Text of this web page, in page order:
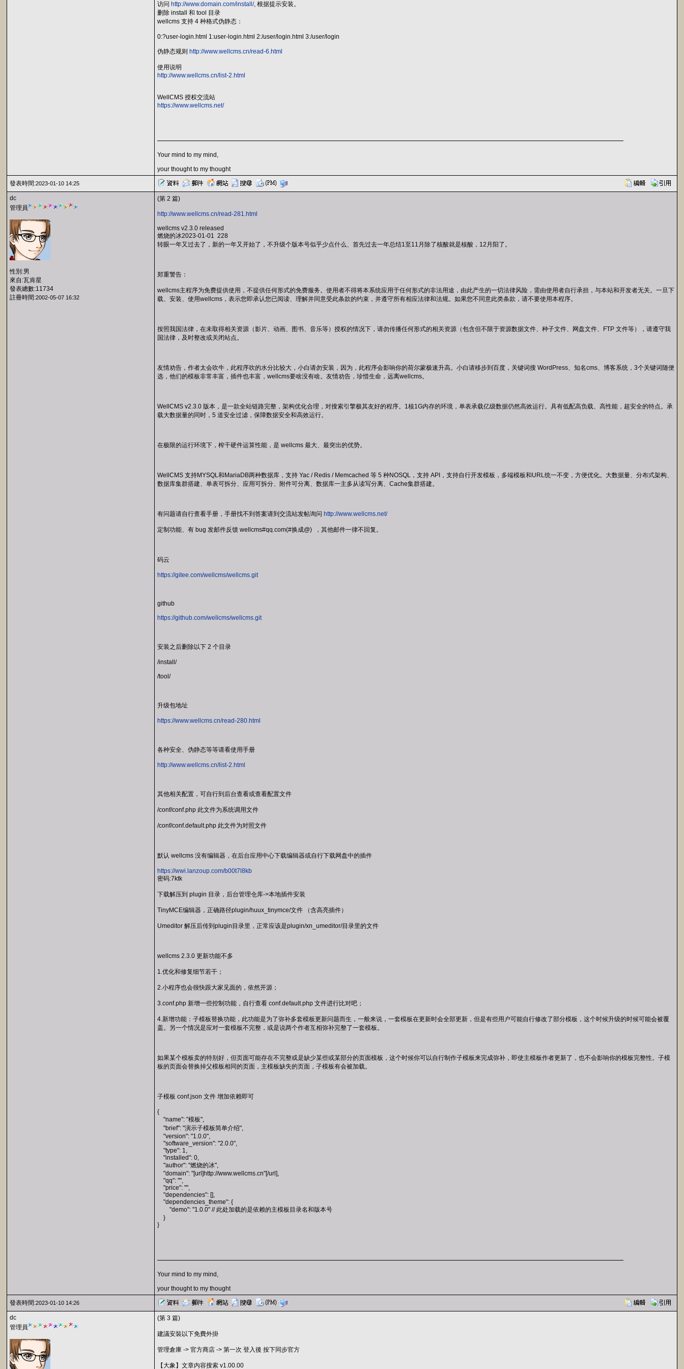
访问 http://www.domain.com/install/, 根据提示安装。
删除 install 和 tool 目录
wellcms 支持 4 种格式伪静态：
0:?user-login.html 1:user-login.html 2:/user/login.html 3:/user/login
伪静态规则 http://www.wellcms.cn/read-6.html
使用说明
http://www.wellcms.cn/list-2.html
WellCMS 授权交流站
https://www.wellcms.net/
Your mind to my mind,
your thought to my thought
發表時間:2023-01-10 14:25
dc
管理員
性別:男
來自:瓦肯星
發表總數:11734
註冊時間:2002-05-07 16:32
(第 2 篇)
http://www.wellcms.cn/read-281.html
wellcms v2.3.0 released
燃烧的冰2023-01-01 228
转眼一年又过去了，新的一年又开始了，不升级个版本号似乎少点什么、首先过去一年总结1至11月除了核酸就是核酸，12月阳了。
郑重警告：
wellcms主程序为免费提供使用，不提供任何形式的免费服务。使用者不得将本系统应用于任何形式的非法用途，由此产生的一切法律风险，需由使用者自行承担，与本站和开发者无关。一旦下
载、安装、使用wellcms，表示您即承认您已阅读、理解并同意受此条款的约束，并遵守所有相应法律和法规。如果您不同意此类条款，请不要使用本程序。
按照我国法律，在未取得相关资源（影片、动画、图书、音乐等）授权的情况下，请勿传播任何形式的相关资源（包含但不限于资源数据文件、种子文件、网盘文件、FTP 文件等），请遵守我
国法律，及时整改或关闭站点。
友情劝告，作者太会吹牛，此程序吹的水分比较大，小白请勿安装，因为，此程序会影响你的荷尔蒙极速升高。小白请移步到百度，关键词搜 WordPress、知名cms、博客系统，3个关键词随便
选，他们的模板非常丰富，插件也丰富，wellcms要啥没有啥。友情劝告，珍惜生命，远离wellcms。
WellCMS v2.3.0 版本，是一款全站链路完整，架构优化合理，对搜索引擎极其友好的程序。1核1G内存的环境，单表承载亿级数据仍然高效运行。具有低配高负载、高性能，超安全的特点。承
载大数据量的同时，5 道安全过滤，保障数据安全和高效运行。
在极限的运行环境下，榨干硬件运算性能，是 wellcms 最大、最突出的优势。
WellCMS 支持MYSQL和MariaDB两种数据库，支持 Yac / Redis / Memcached 等 5 种NOSQL，支持 API，支持自行开发模板，多端模板和URL统一不变，方便优化。大数据量、分布式架构、
数据库集群搭建、单表可拆分、应用可拆分、附件可分离、数据库一主多从读写分离、Cache集群搭建。
有问题请自行查看手册，手册找不到答案请到交流站发帖询问 http://www.wellcms.net/
定制功能、有 bug 发邮件反馈 wellcms#qq.com(#换成@) ，其他邮件一律不回复。
码云
https://gitee.com/wellcms/wellcms.git
github
https://github.com/wellcms/wellcms.git
安装之后删除以下 2 个目录
/install/
/tool/
升级包地址
https://www.wellcms.cn/read-280.html
各种安全、伪静态等等请看使用手册
http://www.wellcms.cn/list-2.html
其他相关配置，可自行到后台查看或查看配置文件
/conf/conf.php 此文件为系统调用文件
/conf/conf.default.php 此文件为对照文件
默认 wellcms 没有编辑器，在后台应用中心下载编辑器或自行下载网盘中的插件
https://wwi.lanzoup.com/b00t7l8kb
密码:7ktk
下载解压到 plugin 目录，后台管理仓库->本地插件安装
TinyMCE编辑器，正确路径plugin/huux_tinymce/文件 （含高亮插件）
Umeditor 解压后传到plugin目录里，正常应该是plugin/xn_umeditor/目录里的文件
wellcms 2.3.0 更新功能不多
1.优化和修复细节若干；
2.小程序也会很快跟大家见面的，依然开源；
3.conf.php 新增一些控制功能，自行查看 conf.default.php 文件进行比对吧；
4.新增功能：子模板替换功能，此功能是为了弥补多套模板更新问题而生，一般来说，一套模板在更新时会全部更新，但是有些用户可能自行修改了部分模板，这个时候升级的时候可能会被覆
盖。另一个情况是应对一套模板不完整，或是说两个作者互相弥补完整了一套模板。
如果某个模板卖的特别好，但页面可能存在不完整或是缺少某些或某部分的页面模板，这个时候你可以自行制作子模板来完成弥补，即使主模板作者更新了，也不会影响你的模板完整性。子模
板的页面会替换掉父模板相同的页面，主模板缺失的页面，子模板有会被加载。
子模板 conf.json 文件 增加依赖即可
{
"name": "模板",
"brief": "演示子模板简单介绍",
"version": "1.0.0",
"software_version": "2.0.0",
"type": 1,
"installed": 0,
"author": "燃烧的冰",
"domain": "[url]http://www.wellcms.cn"[/url],
"qq": "",
"price": "",
"dependencies": [],
"dependencies_theme": {
"demo": "1.0.0" // 此处加载的是依赖的主模板目录名和版本号
}
}
Your mind to my mind,
your thought to my thought
發表時間:2023-01-10 14:26
dc
管理員
(第 3 篇)
建議安裝以下免費外掛
管理倉庫 -> 官方商店 -> 第一次 登入後 按下同步官方
【大象】文章内容搜索 v1.00.00